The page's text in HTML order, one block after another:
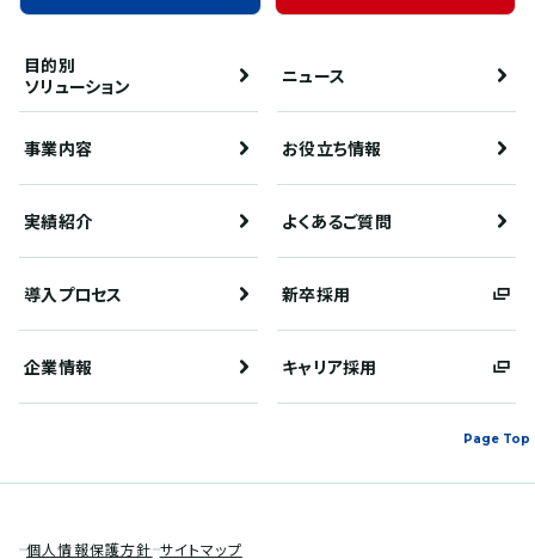
目的別
ソリューション
ニュース
事業内容 お役立ち情報
実績紹介 よくあるご質問
導入プロセス 新卒採用
企業情報 キャリア採用
Page Top
個人情報保護方針 サイトマップ